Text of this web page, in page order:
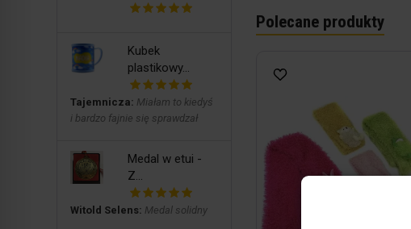
Polecane produkty
Kubek
plastikowy...
Tajemnicza: Miałam to kiedyś
i bardzo fajnie się sprawdzał
Medal w etui -
Z...
Witold Selens: Medal solidny